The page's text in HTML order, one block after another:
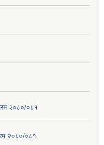
२०८०/०८१
२०८०/०८१